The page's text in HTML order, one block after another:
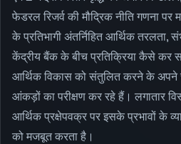
फेडरल रिजर्व की मौद्रिक नीति गणना पर
के प्रतिभागी अंतर्निहित आर्थिक तरलता,
केंद्रीय बैंक के बीच प्रतिक्रिया कैसे कर
आर्थिक विकास को संतुलित करने के अपने
आंकड़ों का परीक्षण कर रहे हैं। लगातार
आर्थिक प्रक्षेपवक्र पर इसके प्रभावों के
को मजबूत करता है।